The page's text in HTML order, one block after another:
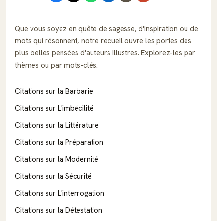
Que vous soyez en quête de sagesse, d'inspiration ou de
mots qui résonnent, notre recueil ouvre les portes des
plus belles pensées d'auteurs illustres. Explorez-les par
thèmes ou par mots-clés.
Citations sur la Barbarie
Citations sur L'imbécilité
Citations sur la Littérature
Citations sur la Préparation
Citations sur la Modernité
Citations sur la Sécurité
Citations sur L'interrogation
Citations sur la Détestation